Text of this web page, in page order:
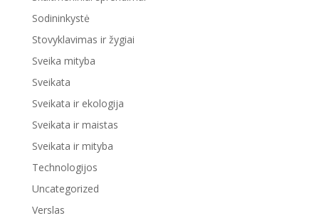
Sodininkystė
Stovyklavimas ir žygiai
Sveika mityba
Sveikata
Sveikata ir ekologija
Sveikata ir maistas
Sveikata ir mityba
Technologijos
Uncategorized
Verslas